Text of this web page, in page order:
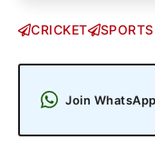
CRICKET SPORTS
Join WhatsApp